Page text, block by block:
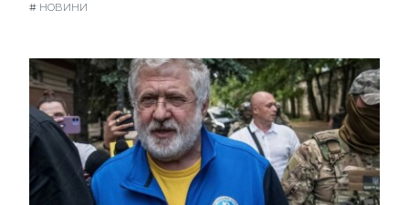
# НОВИНИ